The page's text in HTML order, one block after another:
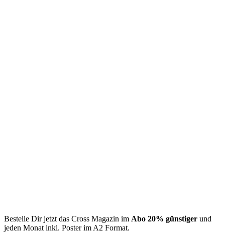
Bestelle Dir jetzt das Cross Magazin im Abo 20% günstiger und
jeden Monat inkl. Poster im A2 Format.